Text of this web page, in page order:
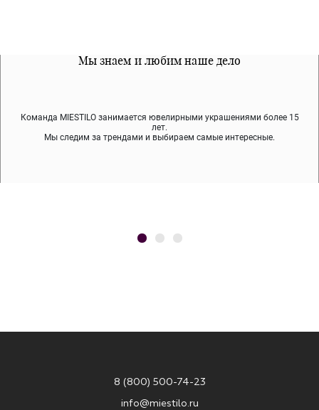
Мы знаем и любим наше дело
Команда MIESTILO занимается ювелирными украшениями более 15
лет.
Мы следим за трендами и выбираем самые интересные.
Все наши материалы гипоалергенны
Мы используем покрытие (родий, ювелирный сплав), которое не
содержит никеля и свинца — это исключает аллергию.
Примерка перед покупкой
Во время доставки спокойно примеряйте украшения, выбирайте те,
что вам нравятся, остальные заберёт курьер.
8 (800) 500-74-23
info@miestilo.ru